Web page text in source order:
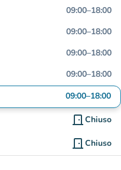
09:00–18:00
09:00–18:00
09:00–18:00
09:00–18:00
09:00–18:00
door_front Chiuso
door_front Chiuso